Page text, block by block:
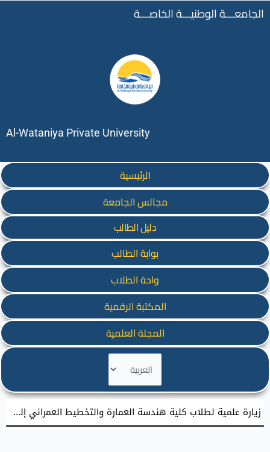
الجامعـــة الوطنيـــة الخاصـــة
Al-Wataniya Private University
الرئيسية
مجالس الجامعة
دليل الطالب
بوابة الطالب
واحة الطلاب
المكتبة الرقمية
المجلة العلمية
لغة
زيارة علمية لطلاب كلية هندسة العمارة والتخطيط العمراني إلى حي الطوافرة في مدينة حماه القديمة